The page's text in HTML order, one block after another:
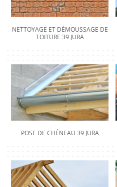
NETTOYAGE ET DÉMOUSSAGE DE
TOITURE 39 JURA
POSE DE CHÉNEAU 39 JURA